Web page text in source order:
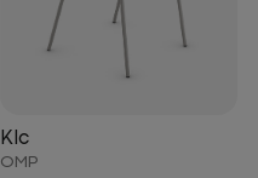
Klc
OMP